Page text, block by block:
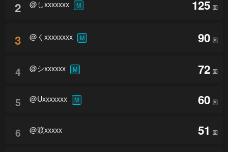
2 @しxxxxxxx M 125 回
3 @くxxxxxxxx M 90 回
4 @シxxxxxx M 72 回
5 @Uxxxxxxx M 60 回
6 @渡xxxxx 51 回